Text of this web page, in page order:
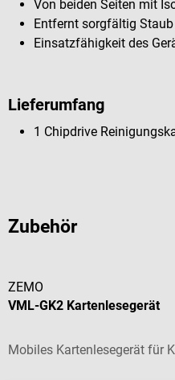
Von beiden Seiten mit
Entfernt sorgfältig
Einsatzfähigkeit des
Lieferumfang
1 Chipdrive
Zubehör
ZEMO
VML-GK2 Kartenlesegerät
Mobiles Kartenlesegerät für